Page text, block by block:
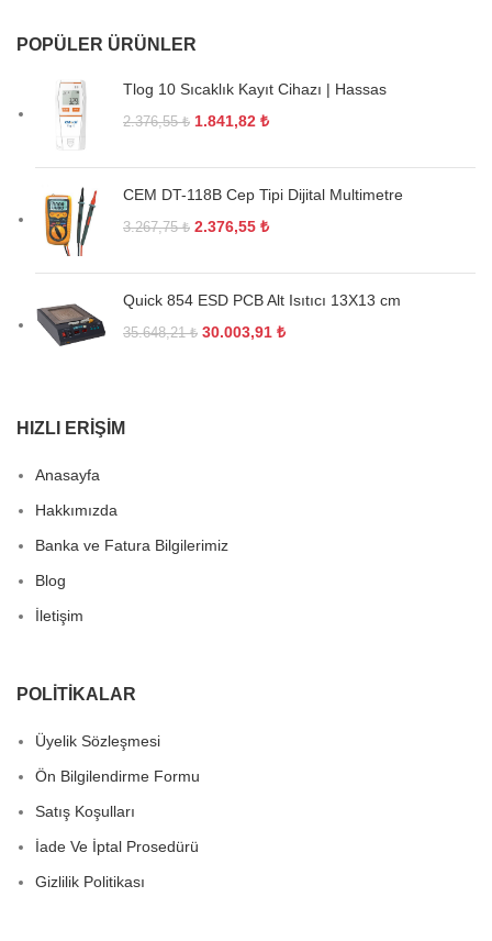
POPÜLER ÜRÜNLER
Tlog 10 Sıcaklık Kayıt Cihazı | Hassas
2.376,55₺ 1.841,82 ₺
CEM DT-118B Cep Tipi Dijital Multimetre
3.267,75₺ 2.376,55 ₺
Quick 854 ESD PCB Alt Isıtıcı 13X13 cm
35.648,21₺ 30.003,91 ₺
HIZLI ERIŞIM
Anasayfa
Hakkımızda
Banka ve Fatura Bilgilerimiz
Blog
İletişim
POLITIKALAR
Üyelik Sözleşmesi
Ön Bilgilendirme Formu
Satış Koşulları
İade Ve İptal Prosedürü
Gizlilik Politikası